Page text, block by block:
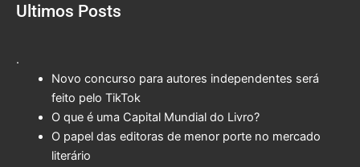
Ultimos Posts
.
Novo concurso para autores independentes será
feito pelo TikTok
O que é uma Capital Mundial do Livro?
O papel das editoras de menor porte no mercado
literário